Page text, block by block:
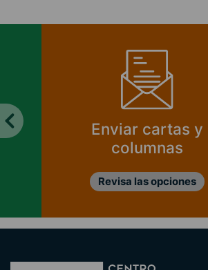
Enviar cartas y
columnas
Revisa las opciones